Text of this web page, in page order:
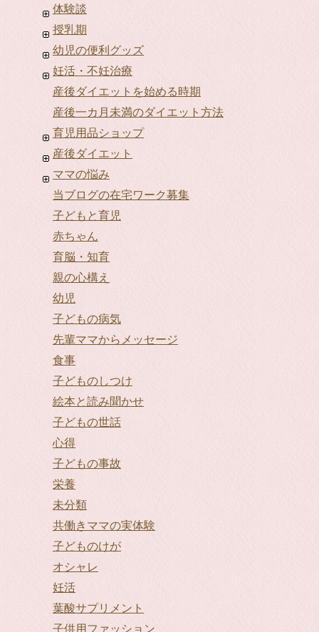
体験談
授乳期
幼児の便利グッズ
妊活・不妊治療
産後ダイエットを始める時期
産後一カ月未満のダイエット方法
育児用品ショップ
産後ダイエット
ママの悩み
当ブログの在宅ワーク募集
子どもと育児
赤ちゃん
育脳・知育
親の心構え
幼児
子どもの病気
先輩ママからメッセージ
食事
子どものしつけ
絵本と読み聞かせ
子どもの世話
心得
子どもの事故
栄養
未分類
共働きママの実体験
子どものけが
オシャレ
妊活
葉酸サプリメント
子供用ファッション